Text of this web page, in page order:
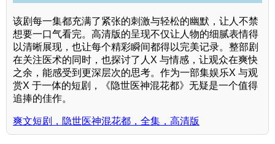
该剧每一集都充满了紧张的刺激与轻松的幽默，让人不禁
想要一口气看完。高清版的呈现不仅让人物的细腻表情得
以清晰展现，也让每个精彩瞬间都得以完美记录。整部剧
在关注医术的同时，也探讨了人X 与情感，让观众在爽快
之余，能感受到更深层次的思考。作为一部集娱乐X 与观
赏X 于一体的短剧，《隐世医神混花都》无疑是一个值得
追捧的佳作。
爽文短剧，隐世医神混花都，全集，高清版